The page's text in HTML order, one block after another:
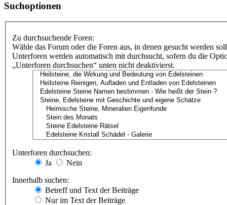
Suchoptionen
Zu durchsuchende Foren:
Wähle das Forum oder die Foren aus, in denen gesucht werden
Unterforen werden automatisch mit durchsucht, sofern du die
„Unterforen durchsuchen“ unten nicht deaktivierst.
Unterforen durchsuchen:
Ja
Nein
Innerhalb suchen:
Betreff und Text der Beiträge
Nur im Text der Beiträge